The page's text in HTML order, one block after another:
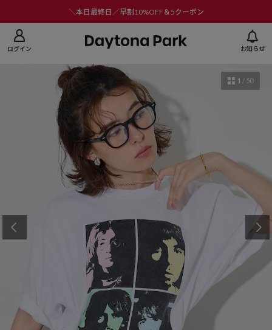
＼本日最終日／早割10%OFF＆5クーポン
ログイン お知らせ
1 / 50